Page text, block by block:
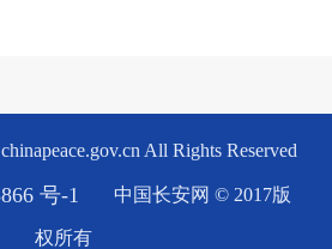
All Rights Reserved
号-1 中国长安网 © 2017版
权所有